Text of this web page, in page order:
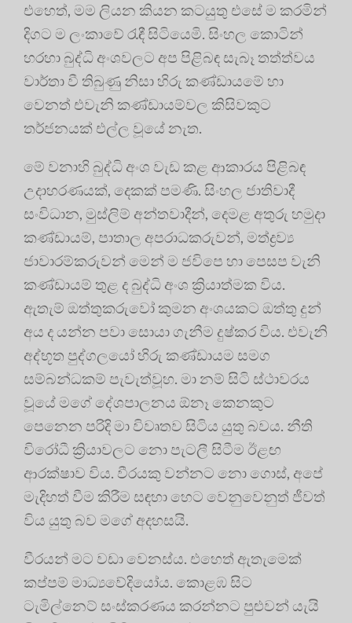
එහෙත්, මම ලියන කියන කටයුතු එසේ ම කරමින්
දිගට ම ලංකාවේ රැඳී සිටියෙමි. සිංහල කොටින්
හරහා බුද්ධි අංශවලට අප පිළිබඳ සැබෑ තත්ත්වය
වාර්තා වී තිබුණු නිසා හිරු කණ්ඩායමේ හා
වෙනත් එවැනි කණ්ඩායම්වල කිසිවකුට
තර්ජනයක් එල්ල වූයේ නැත.
මේ වනාහි බුද්ධි අංශ වැඩ කළ ආකාරය පිළිබඳ
උදාහරණයක්, දෙකක් පමණි. සිංහල ජාතිවාදී
සංවිධාන, මුස්ලිම් අන්තවාදීන්, දෙමළ අතුරු හමුදා
කණ්ඩායම්, පාතාල අපරාධකරුවන්, මත්ද්‍රව්‍ය
ජාවාරම්කරුවන් මෙන් ම ජවිපෙ හා පෙසප වැනි
කණ්ඩායම් තුළ ද බුද්ධි අංශ ක්‍රියාත්මක විය.
ඇතැම් ඔත්තුකරුවෝ කුමන අංශයකට ඔත්තු දුන්
අය ද යන්න පවා සොයා ගැනීම දුෂ්කර විය. එවැනි
අද්භූත පුද්ගලයෝ හිරු කණ්ඩායම සමග
සම්බන්ධකම් පැවැත්වූහ. මා නම් සිටි ස්ථාවරය
වූයේ මගේ දේශපාලනය ඕනෑ කෙනකුට
පෙනෙන පරිදි මා විවෘතව සිටිය යුතු බවය. නීති
විරෝධී ක්‍රියාවලට නො පැටලී සිටීම ඊළඟ
ආරක්ෂාව විය. වීරයකු වන්නට නො ගොස්, අපේ
මැදිහත් වීම කිරීම සඳහා හෙට වෙනුවෙනුත් ජීවත්
විය යුතු බව මගේ අදහසයි.
වීරයන් මට වඩා වෙනස්ය. එහෙත් ඇතැමෙක්
කප්පම් මාධ්‍යවේදියෝය. කොළඹ සිට
ටැමිල්නෙට් සංස්කරණය කරන්නට පුළුවන් යැයි